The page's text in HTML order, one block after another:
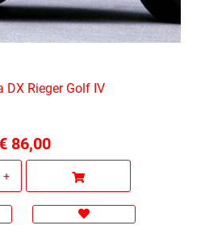
DX Rieger Golf IV
86,00